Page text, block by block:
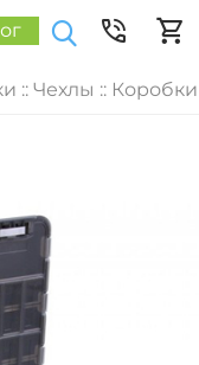
:: Чехлы :: Коробки